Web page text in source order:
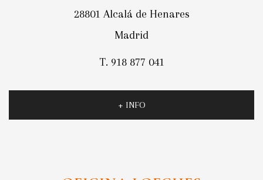
28801 Alcalá de Henares
Madrid
T. 918 877 041
+ INFO